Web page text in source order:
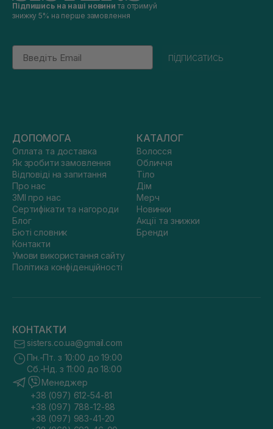
Підпишись на наші новини та отримуй
знижку 5% на перше замовлення
Email
підписатись
ДОПОМОГА
Оплата та доставка
Як зробити замовлення
Відповіді на запитання
Про нас
ЗМІ про нас
Сертифікати та нагороди
Блог
Бюті словник
Контакти
Умови використання сайту
Політика конфіденційності
КАТАЛОГ
Волосся
Обличчя
Тіло
Дім
Мерч
Новинки
Акції та знижки
Бренди
КОНТАКТИ
sisters.co.ua@gmail.com
Пн.-Пт. з 10:00 до 19:00
Сб.-Нд. з 11:00 до 18:00
Менеджер
+38 (097) 612-54-81
+38 (097) 788-12-88
+38 (097) 983-41-20